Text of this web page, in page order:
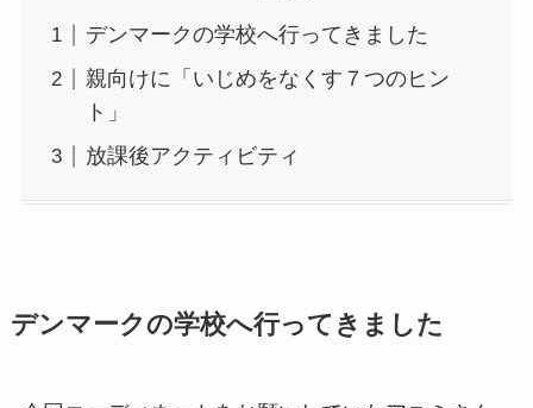
デンマークの学校へ行ってきました
親向けに「いじめをなくす７つのヒン
ト」
放課後アクティビティ
デンマークの学校へ行ってきました